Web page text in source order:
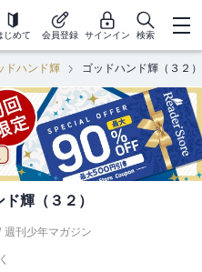
じめて 会員登録 サインイン 検索
ドハンド輝 ゴッドハンド輝（３２）
輝（３２）
週刊少年マガジン